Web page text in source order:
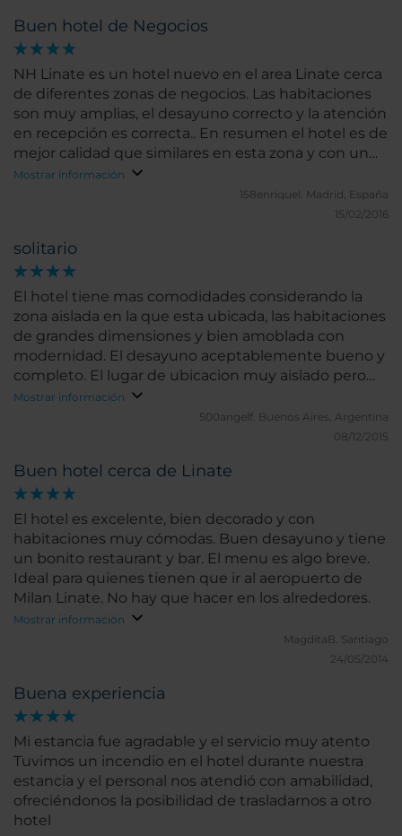
Buena experiencia
Mi estancia fue agradable y el servicio muy atento
Tuvimos un incendio en el hotel durante nuestra
estancia y el personal nos atendió con amabilidad,
ofreciéndonos la posibilidad de trasladarnos a otro
hotel
Buen hotel de Negocios
NH Linate es un hotel nuevo en el area Linate cerca
de diferentes zonas de negocios. Las habitaciones
son muy amplias, el desayuno correcto y la atención
en recepción es correcta.. En resumen el hotel es de
mejor calidad que similares en esta zona y con un
precio ajustado. El único problema es que en la zona
no hay nada cerca pero esto es común con los
Mostrar información
158enriquel. Madrid, España
15/02/2016
solitario
El hotel tiene mas comodidades considerando la
zona aislada en la que esta ubicada, las habitaciones
de grandes dimensiones y bien amoblada con
modernidad. El desayuno aceptablemente bueno y
completo. El lugar de ubicacion muy aislado pero
con un precio conveniente.
Mostrar información
500angelf. Buenos Aires, Argentina
08/12/2015
Buen hotel cerca de Linate
El hotel es excelente, bien decorado y con
habitaciones muy cómodas. Buen desayuno y tiene
un bonito restaurant y bar. El menu es algo breve.
Ideal para quienes tienen que ir al aeropuerto de
Milan Linate. No hay que hacer en los alrededores.
Mostrar información
MagditaB. Santiago
24/05/2014